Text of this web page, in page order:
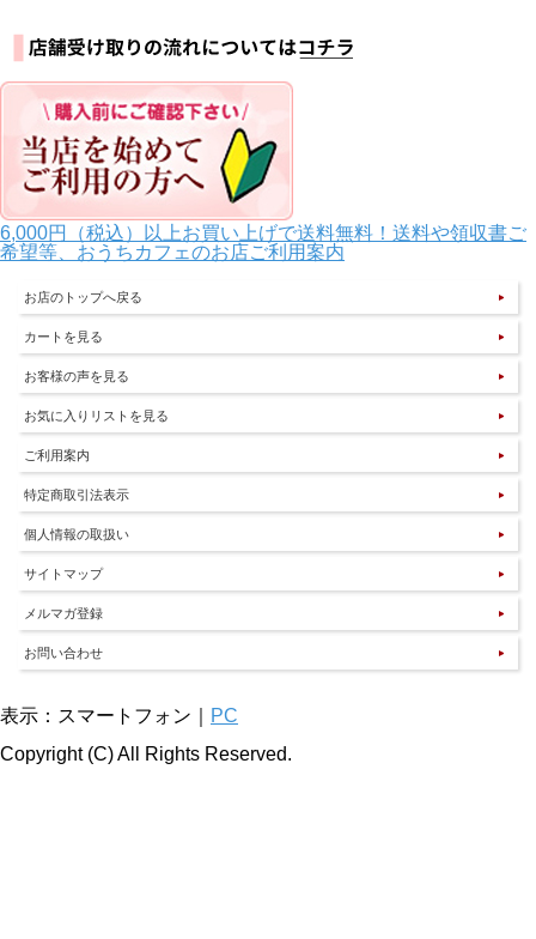
6,000円（税込）以上お買い上げで送料無料！送料や領収書ご
希望等、おうちカフェのお店ご利用案内
お店のトップへ戻る
カートを見る
お客様の声を見る
お気に入りリストを見る
ご利用案内
特定商取引法表示
個人情報の取扱い
サイトマップ
メルマガ登録
お問い合わせ
表示：スマートフォン｜
PC
Copyright (C) All Rights Reserved.